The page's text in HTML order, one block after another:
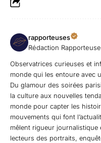
rapporteuses
Rédaction
Observatrices curieuses et
monde qui les entoure avec
Du glamour des soirées
la culture aux nouvelles
monde pour capter les
mouvements qui font
mêlent rigueur
lecteurs des portraits,